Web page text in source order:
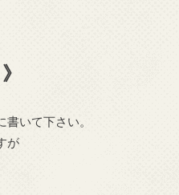
いて下さい。
が